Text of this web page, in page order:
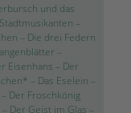
und das
–
– Die drei Federn
–
Eisenhans – Der
– Das Eselein –
– Der Froschkönig
– Der Geist im Glas –